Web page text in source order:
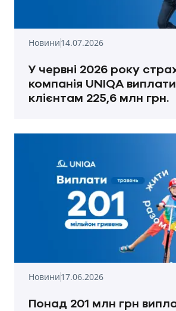
Новини14.07.2026
У червні 2026 року
компанія UNIQA
клієнтам 225,6 млн грн.
Новини17.06.2026
Понад 201 млн грн